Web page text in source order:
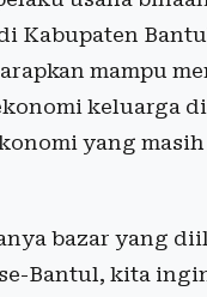
Kabupaten
mampu
keluarga
yang
bazar yang
Bantul, kita